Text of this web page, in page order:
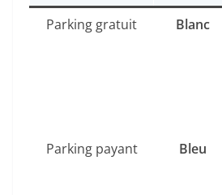
Parking gratuit Blanc
Parking payant
Bleu